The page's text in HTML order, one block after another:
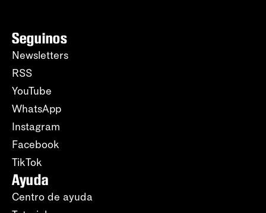
Seguinos
Newsletters
RSS
YouTube
WhatsApp
Instagram
Facebook
TikTok
Ayuda
Centro de ayuda